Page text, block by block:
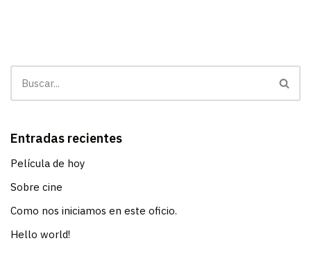
Entradas recientes
Película de hoy
Sobre cine
Como nos iniciamos en este oficio.
Hello world!